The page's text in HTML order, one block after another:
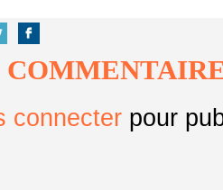
connecter pour